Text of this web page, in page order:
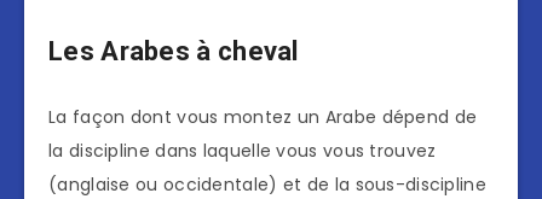
Les Arabes à cheval
La façon dont vous montez un Arabe dépend de
la discipline dans laquelle vous vous trouvez
(anglaise ou occidentale) et de la sous-discipline